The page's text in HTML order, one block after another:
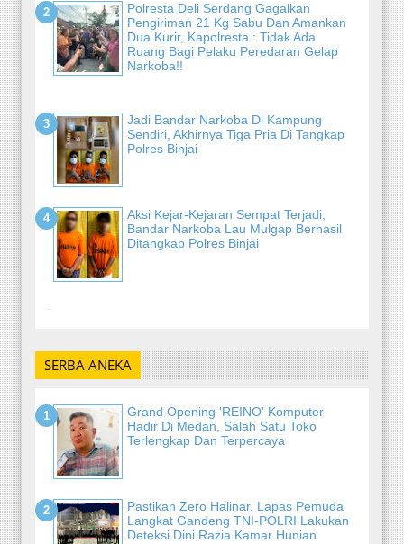
Polresta Deli Serdang Gagalkan
Pengiriman 21 Kg Sabu Dan Amankan
Dua Kurir, Kapolresta : Tidak Ada
Ruang Bagi Pelaku Peredaran Gelap
Narkoba!!
Jadi Bandar Narkoba Di Kampung
Sendiri, Akhirnya Tiga Pria Di Tangkap
Polres Binjai
Aksi Kejar-Kejaran Sempat Terjadi,
Bandar Narkoba Lau Mulgap Berhasil
Ditangkap Polres Binjai
-
SERBA ANEKA
Grand Opening 'REINO' Komputer
Hadir Di Medan, Salah Satu Toko
Terlengkap Dan Terpercaya
Pastikan Zero Halinar, Lapas Pemuda
Langkat Gandeng TNI-POLRI Lakukan
Deteksi Dini Razia Kamar Hunian